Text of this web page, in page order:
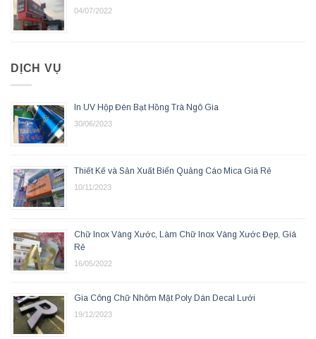
04/07/2022
DỊCH VỤ
In UV Hộp Đèn Bạt Hồng Trà Ngô Gia
30/06/2023
Thiết Kế và Sản Xuất Biển Quảng Cáo Mica Giá Rẻ
10/11/2023
Chữ Inox Vàng Xước, Làm Chữ Inox Vàng Xước Đẹp, Giá
Rẻ
16/05/2022
Gia Công Chữ Nhôm Mặt Poly Dán Decal Lưới
19/12/2023